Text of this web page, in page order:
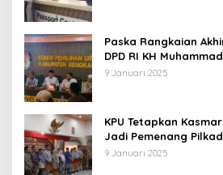
Paska Rangkaian
DPD RI KH
KPU Bengkalis
9 Januari 2025
KPU Tetapkan
Jadi Pemenang
Bengkalis
9 Januari 2025